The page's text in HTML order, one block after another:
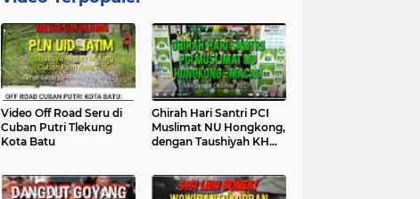
Video Off Road Seru di
Cuban Putri Tlekung
Kota Batu
Ghirah Hari Santri PCI
Muslimat NU Hongkong,
dengan Taushiyah KH